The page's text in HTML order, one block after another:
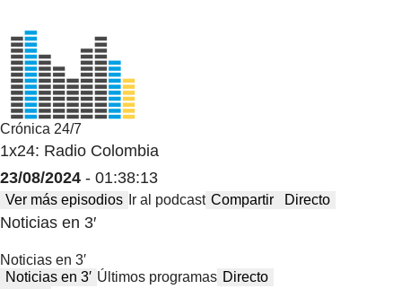
Crónica 24/7
1x24: Radio Colombia
23/08/2024 - 01:38:13
Ver más episodios Ir al podcast Compartir Directo
Noticias en 3′
Noticias en 3′
Noticias en 3′ Últimos programas Directo